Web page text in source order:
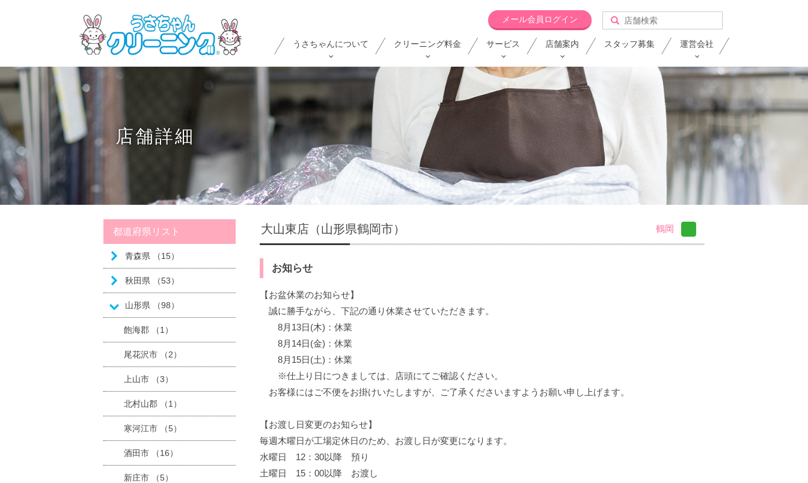
メール会員ログイン
うさちゃんについて クリーニング料金 サービス 店舗案内 スタッフ募集 運営会社
店舗詳細
大山東店（山形県鶴岡市） 鶴岡
お知らせ
【お盆休業のお知らせ】
誠に勝手ながら、下記の通り休業させていただきます。
8月13日(木)：休業
8月14日(金)：休業
8月15日(土)：休業
※仕上り日につきましては、店頭にてご確認ください。
お客様にはご不便をお掛けいたしますが、ご了承くださいますようお願い申し上げます。
【お渡し日変更のお知らせ】
毎週木曜日が工場定休日のため、お渡し日が変更になります。
水曜日 12：30以降 預り
土曜日 15：00以降 お渡し
都道府県リスト
青森県 （15）
秋田県 （53）
山形県 （98）
飽海郡 （1）
尾花沢市 （2）
上山市 （3）
北村山郡 （1）
寒河江市 （5）
酒田市 （16）
新庄市 （5）